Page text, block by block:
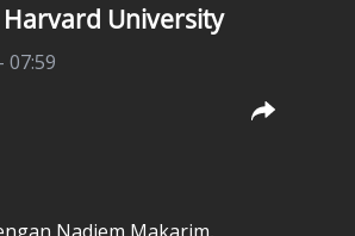
University
07:59
Nadiem Makarim,